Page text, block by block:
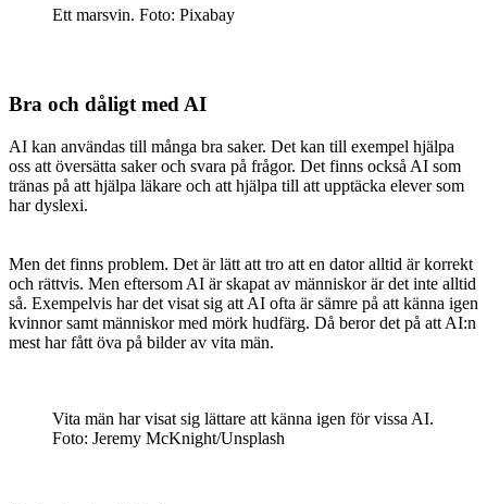
Ett marsvin. Foto: Pixabay
Bra och dåligt med AI
AI kan användas till många bra saker. Det kan till exempel hjälpa
oss att översätta saker och svara på frågor. Det finns också AI som
tränas på att hjälpa läkare och att hjälpa till att upptäcka elever som
har dyslexi.
Men det finns problem. Det är lätt att tro att en dator alltid är korrekt
och rättvis. Men eftersom AI är skapat av människor är det inte alltid
så. Exempelvis har det visat sig att AI ofta är sämre på att känna igen
kvinnor samt människor med mörk hudfärg. Då beror det på att AI:n
mest har fått öva på bilder av vita män.
Vita män har visat sig lättare att känna igen för vissa AI.
Foto: Jeremy McKnight/Unsplash